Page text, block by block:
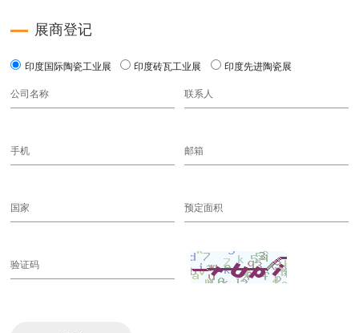
展商登记
印度国际陶瓷工业展 印度砖瓦工业展 印度先进陶瓷展